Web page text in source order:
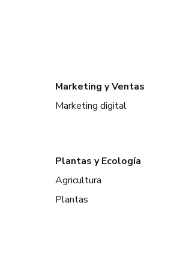
Marketing y Ventas
Marketing digital
Plantas y Ecología
Agricultura
Plantas